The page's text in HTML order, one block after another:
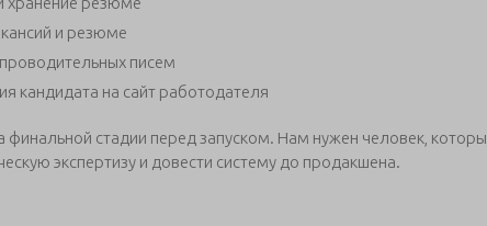
и резюме
писем
кандидата на сайт работодателя
финальной стадии перед запуском. Нам нужен человек,
экспертизу и довести систему до продакшена.